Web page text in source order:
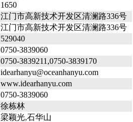
1650
江门市高新技术开发区清澜路336号
江门市高新技术开发区清澜路336号
529040
0750-3839060
0750-3839211,0750-3839170
idearhanyu@oceanhanyu.com
www.idearhanyu.com
0750-3839060
徐栋林
梁颖光,石华山